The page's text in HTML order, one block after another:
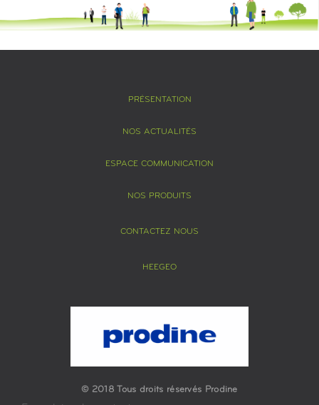
PRÉSENTATION
NOS ACTUALITÉS
ESPACE COMMUNICATION
NOS PRODUITS
CONTACTEZ NOUS
HEEGEO
© 2018 Tous droits réservés Prodine